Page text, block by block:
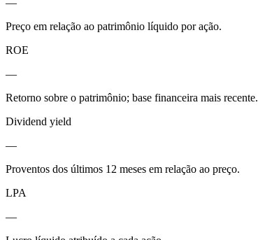
Preço em relação ao patrimônio líquido por ação.
ROE
—
Retorno sobre o patrimônio; base financeira mais recente.
Dividend yield
—
Proventos dos últimos 12 meses em relação ao preço.
LPA
—